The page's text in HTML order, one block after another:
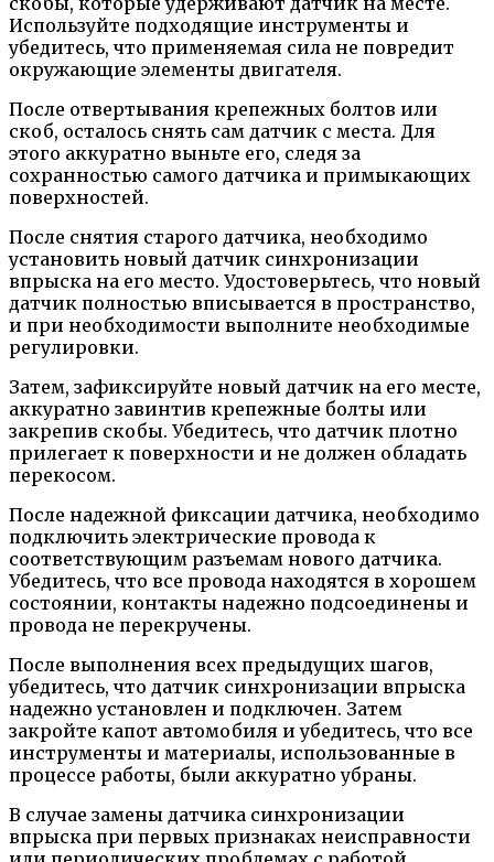
Используйте подходящие инструменты и
убедитесь, что применяемая сила не повредит
окружающие элементы двигателя.
После отвертывания крепежных болтов или
скоб, осталось снять сам датчик с места. Для
этого аккуратно выньте его, следя за
сохранностью самого датчика и примыкающих
поверхностей.
После снятия старого датчика, необходимо
установить новый датчик синхронизации
впрыска на его место. Удостоверьтесь, что новый
датчик полностью вписывается в пространство,
и при необходимости выполните необходимые
регулировки.
Затем, зафиксируйте новый датчик на его месте,
аккуратно завинтив крепежные болты или
закрепив скобы. Убедитесь, что датчик плотно
прилегает к поверхности и не должен обладать
перекосом.
После надежной фиксации датчика, необходимо
подключить электрические провода к
соответствующим разъемам нового датчика.
Убедитесь, что все провода находятся в хорошем
состоянии, контакты надежно подсоединены и
провода не перекручены.
После выполнения всех предыдущих шагов,
убедитесь, что датчик синхронизации впрыска
надежно установлен и подключен. Затем
закройте капот автомобиля и убедитесь, что все
инструменты и материалы, использованные в
процессе работы, были аккуратно убраны.
В случае замены датчика синхронизации
впрыска при первых признаках неисправности